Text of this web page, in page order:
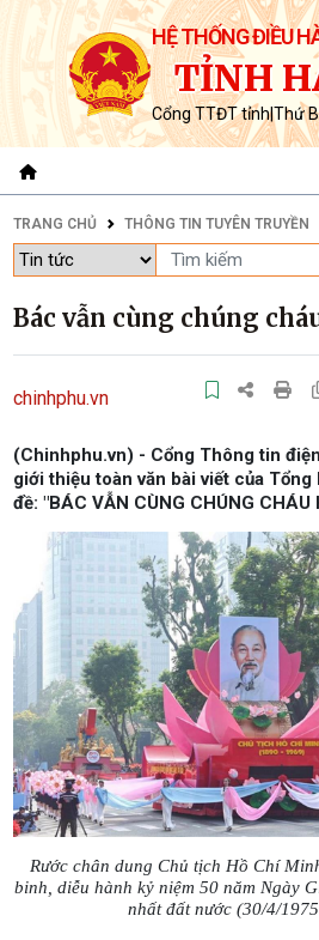
HỆ THỐNG ĐIỀU
TỈNH
Cổng TTĐT tỉnh|Thứ
TRANG CHỦ THÔNG TIN TUYÊN TRUYỀN
Bác vẫn cùng chúng
chinhphu.vn
(Chinhphu.vn) - Cổng Thông tin
giới thiệu toàn văn bài viết của
đề: "BÁC VẪN CÙNG CHÚNG CHÁU
Rước chân dung Chủ tịch Hồ Chí
binh, diễu hành kỷ niệm 50 năm Ngày
nhất đất nước (30/4/